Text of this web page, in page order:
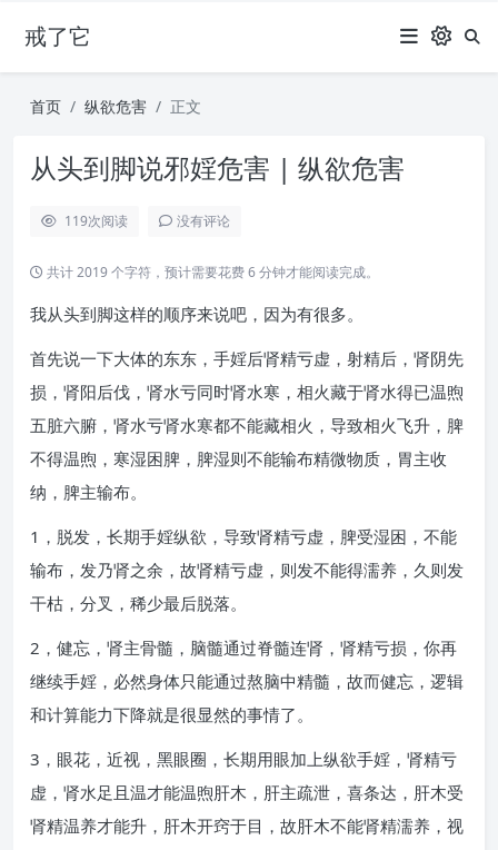
戒了它
首页 纵欲危害 正文
从头到脚说邪婬危害 | 纵欲危害
119次阅读 没有评论
共计 2019 个字符，预计需要花费 6 分钟才能阅读完成。
我从头到脚这样的顺序来说吧，因为有很多。
首先说一下大体的东东，手婬后肾精亏虚，射精后，肾阴先
损，肾阳后伐，肾水亏同时肾水寒，相火藏于肾水得已温煦
五脏六腑，肾水亏肾水寒都不能藏相火，导致相火飞升，脾
不得温煦，寒湿困脾，脾湿则不能输布精微物质，胃主收
纳，脾主输布。
1，脱发，长期手婬纵欲，导致肾精亏虚，脾受湿困，不能
输布，发乃肾之余，故肾精亏虚，则发不能得濡养，久则发
干枯，分叉，稀少最后脱落。
2，健忘，肾主骨髓，脑髓通过脊髓连肾，肾精亏损，你再
继续手婬，必然身体只能通过熬脑中精髓，故而健忘，逻辑
和计算能力下降就是很显然的事情了。
3，眼花，近视，黑眼圈，长期用眼加上纵欲手婬，肾精亏
虚，肾水足且温才能温煦肝木，肝主疏泄，喜条达，肝木受
肾精温养才能升，肝木开窍于目，故肝木不能肾精濡养，视